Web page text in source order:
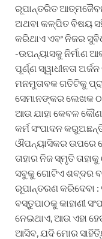
ରୂପାନ୍ତରିତ
ଅଥବା କଳ୍ପିତ ବିଷୟ
କରିଥାଏ ଏବଂ ନିଜର
-ଉପନ୍ୟାସକୁ ନିର୍ମାଣ
ପୂର୍ଣ୍ଣ ସ୍ୱାଧୀନତା
ମନମୁତାବକ ଗତିଟିକୁ
ସେମାନଙ୍କର ଲେଖକ
ଆଉ ଯାହା କେବଳ
କର୍ମ ସଂପାଦନ
ଔପନ୍ୟାସିକର ଉପରେ
ତାହାର ନିଜ ସ୍ମୃତି
ସବୁକୁ ଗୋଟିଏ ଶବ୍ଦର
ରୂପାନ୍ତରଣ କରିଦେବା :
ବସ୍ତୁପାଠକୁ କାହାଣୀ
ନେଇଥାଏ, ଆଉ ଏହା
ଆସିବ, ଯଦି ମୋର